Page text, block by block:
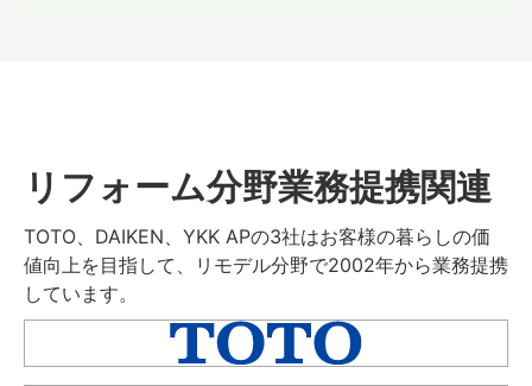
リフォーム分野業務提携関連
TOTO、DAIKEN、YKK APの3社はお客様の暮らしの価
値向上を目指して、リモデル分野で2002年から業務提携
しています。